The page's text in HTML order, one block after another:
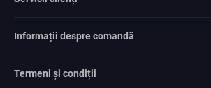
Informații despre comandă
Termeni și condiții